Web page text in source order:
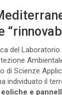
del
di Scienze
individuato il
e